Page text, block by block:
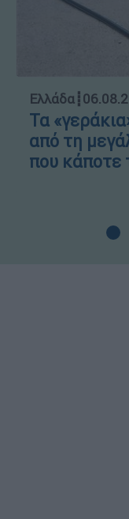
Ελλάδα┋
Τα
από τη
που κάποτε